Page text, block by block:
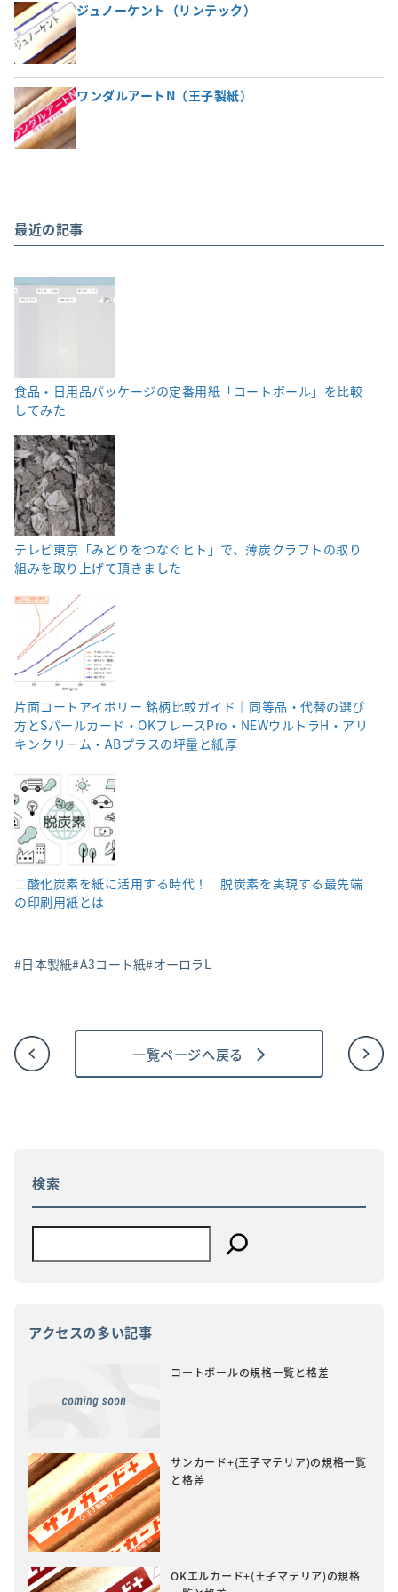
ジュノーケント（リンテック）
ワンダルアートN（王子製紙）
最近の記事
食品・日用品パッケージの定番用紙「コートボール」を比較
してみた
テレビ東京「みどりをつなぐヒト」で、薄炭クラフトの取り
組みを取り上げて頂きました
片面コートアイボリー 銘柄比較ガイド｜同等品・代替の選び
方とSパールカード・OKフレースPro・NEWウルトラH・アリ
キンクリーム・ABプラスの坪量と紙厚
二酸化炭素を紙に活用する時代！ 脱炭素を実現する最先端
の印刷用紙とは
日本製紙 A3コート紙 オーロラL
一覧ページへ戻る
検索
アクセスの多い記事
コートボールの規格一覧と格差
サンカード+(王子マテリア)の規格一覧
と格差
OKエルカード+(王子マテリア)の規格